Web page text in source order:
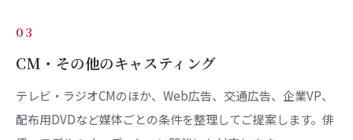
03
CM・その他のキャスティング
テレビ・ラジオCMのほか、Web広告、交通広告、企業VP、
配布用DVDなど媒体ごとの条件を整理してご提案します。俳